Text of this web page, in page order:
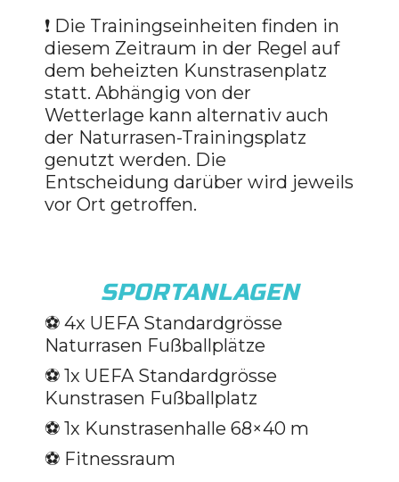
❗ Die Trainingseinheiten finden in
diesem Zeitraum in der Regel auf
dem beheizten Kunstrasenplatz
statt. Abhängig von der
Wetterlage kann alternativ auch
der Naturrasen-Trainingsplatz
genutzt werden. Die
Entscheidung darüber wird jeweils
vor Ort getroffen.
SPORTANLAGEN
⚽️ 4x UEFA Standardgrösse
Naturrasen Fußballplätze
⚽️ 1x UEFA Standardgrösse
Kunstrasen Fußballplatz
⚽️ 1x Kunstrasenhalle 68×40 m
⚽️ Fitnessraum